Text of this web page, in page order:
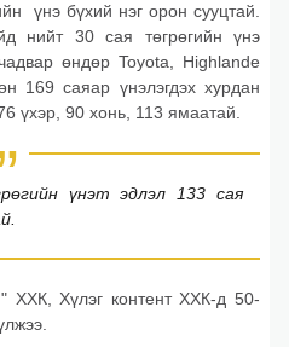
үнэ бүхий нэг орон сууцтай.
нийт 30 сая төгрөгийн үнэ
өндөр Toyota, Highlande
169 саяар үнэлэгдэх хурдан
үхэр, 90 хонь, 113 ямаатай.
үнэт эдлэл 133 сая
ХХК, Хүлэг контент ХХК-д 50-